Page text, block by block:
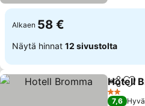
Alkaen 58 €
Näytä hinnat 12 sivustolta
Jaa
Hotell
2
7,6 Hyvä